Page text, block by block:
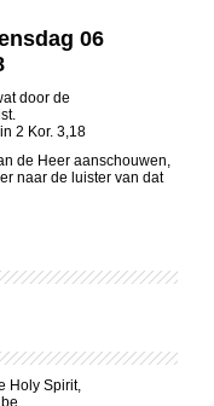
06
door de
2 Kor. 3,18
de Heer aanschouwen,
naar de luister van dat
Holy Spirit,